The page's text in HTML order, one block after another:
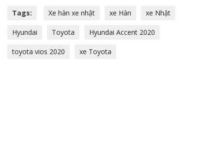
Tags: Xe hàn xe nhật xe Hàn xe Nhật
Hyundai Toyota Hyundai Accent 2020
toyota vios 2020 xe Toyota